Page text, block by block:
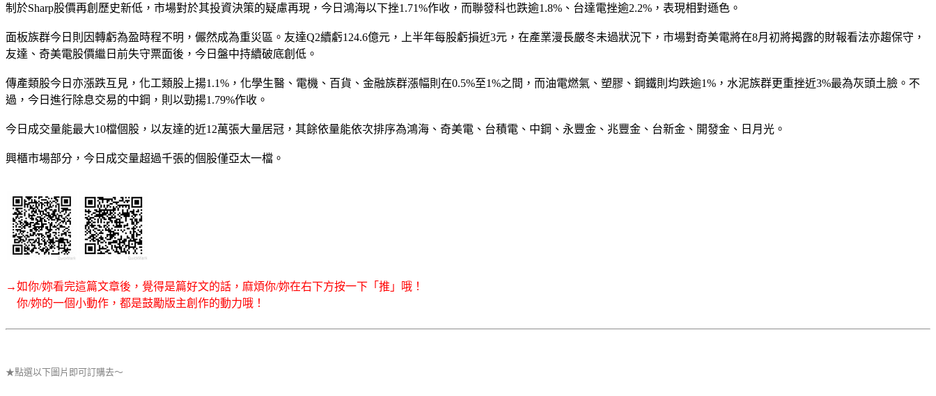
制於Sharp股價再創歷史新低，市場對於其投資決策的疑慮再現，今日鴻海以下挫1.71%作收，而聯發科也跌逾1.8%、台達電挫逾2.2%，表現相對遜色。
面板族群今日則因轉虧為盈時程不明，儼然成為重災區。友達Q2續虧124.6億元，上半年每股虧損近3元，在產業漫長嚴冬未過狀況下，市場對奇美電將在8月初將揭露的財報看法亦趨保守，
友達、奇美電股價繼日前失守票面後，今日盤中持續破底創低。
傳產類股今日亦漲跌互見，化工類股上揚1.1%，化學生醫、電機、百貨、金融族群漲幅則在0.5%至1%之間，而油電燃氣、塑膠、鋼鐵則均跌逾1%，水泥族群更重挫近3%最為灰頭土臉。不
過，今日進行除息交易的中鋼，則以勁揚1.79%作收。
今日成交量能最大10檔個股，以友達的近12萬張大量居冠，其餘依量能依次排序為鴻海、奇美電、台積電、中鋼、永豐金、兆豐金、台新金、開發金、日月光。
興櫃市場部分，今日成交量超過千張的個股僅亞太一檔。
→如你/妳看完這篇文章後，覺得是篇好文的話，麻煩你/妳在右下方按一下「推」哦！
你/妳的一個小動作，都是鼓勵版主創作的動力哦！
★點選以下圖片即可訂購去～